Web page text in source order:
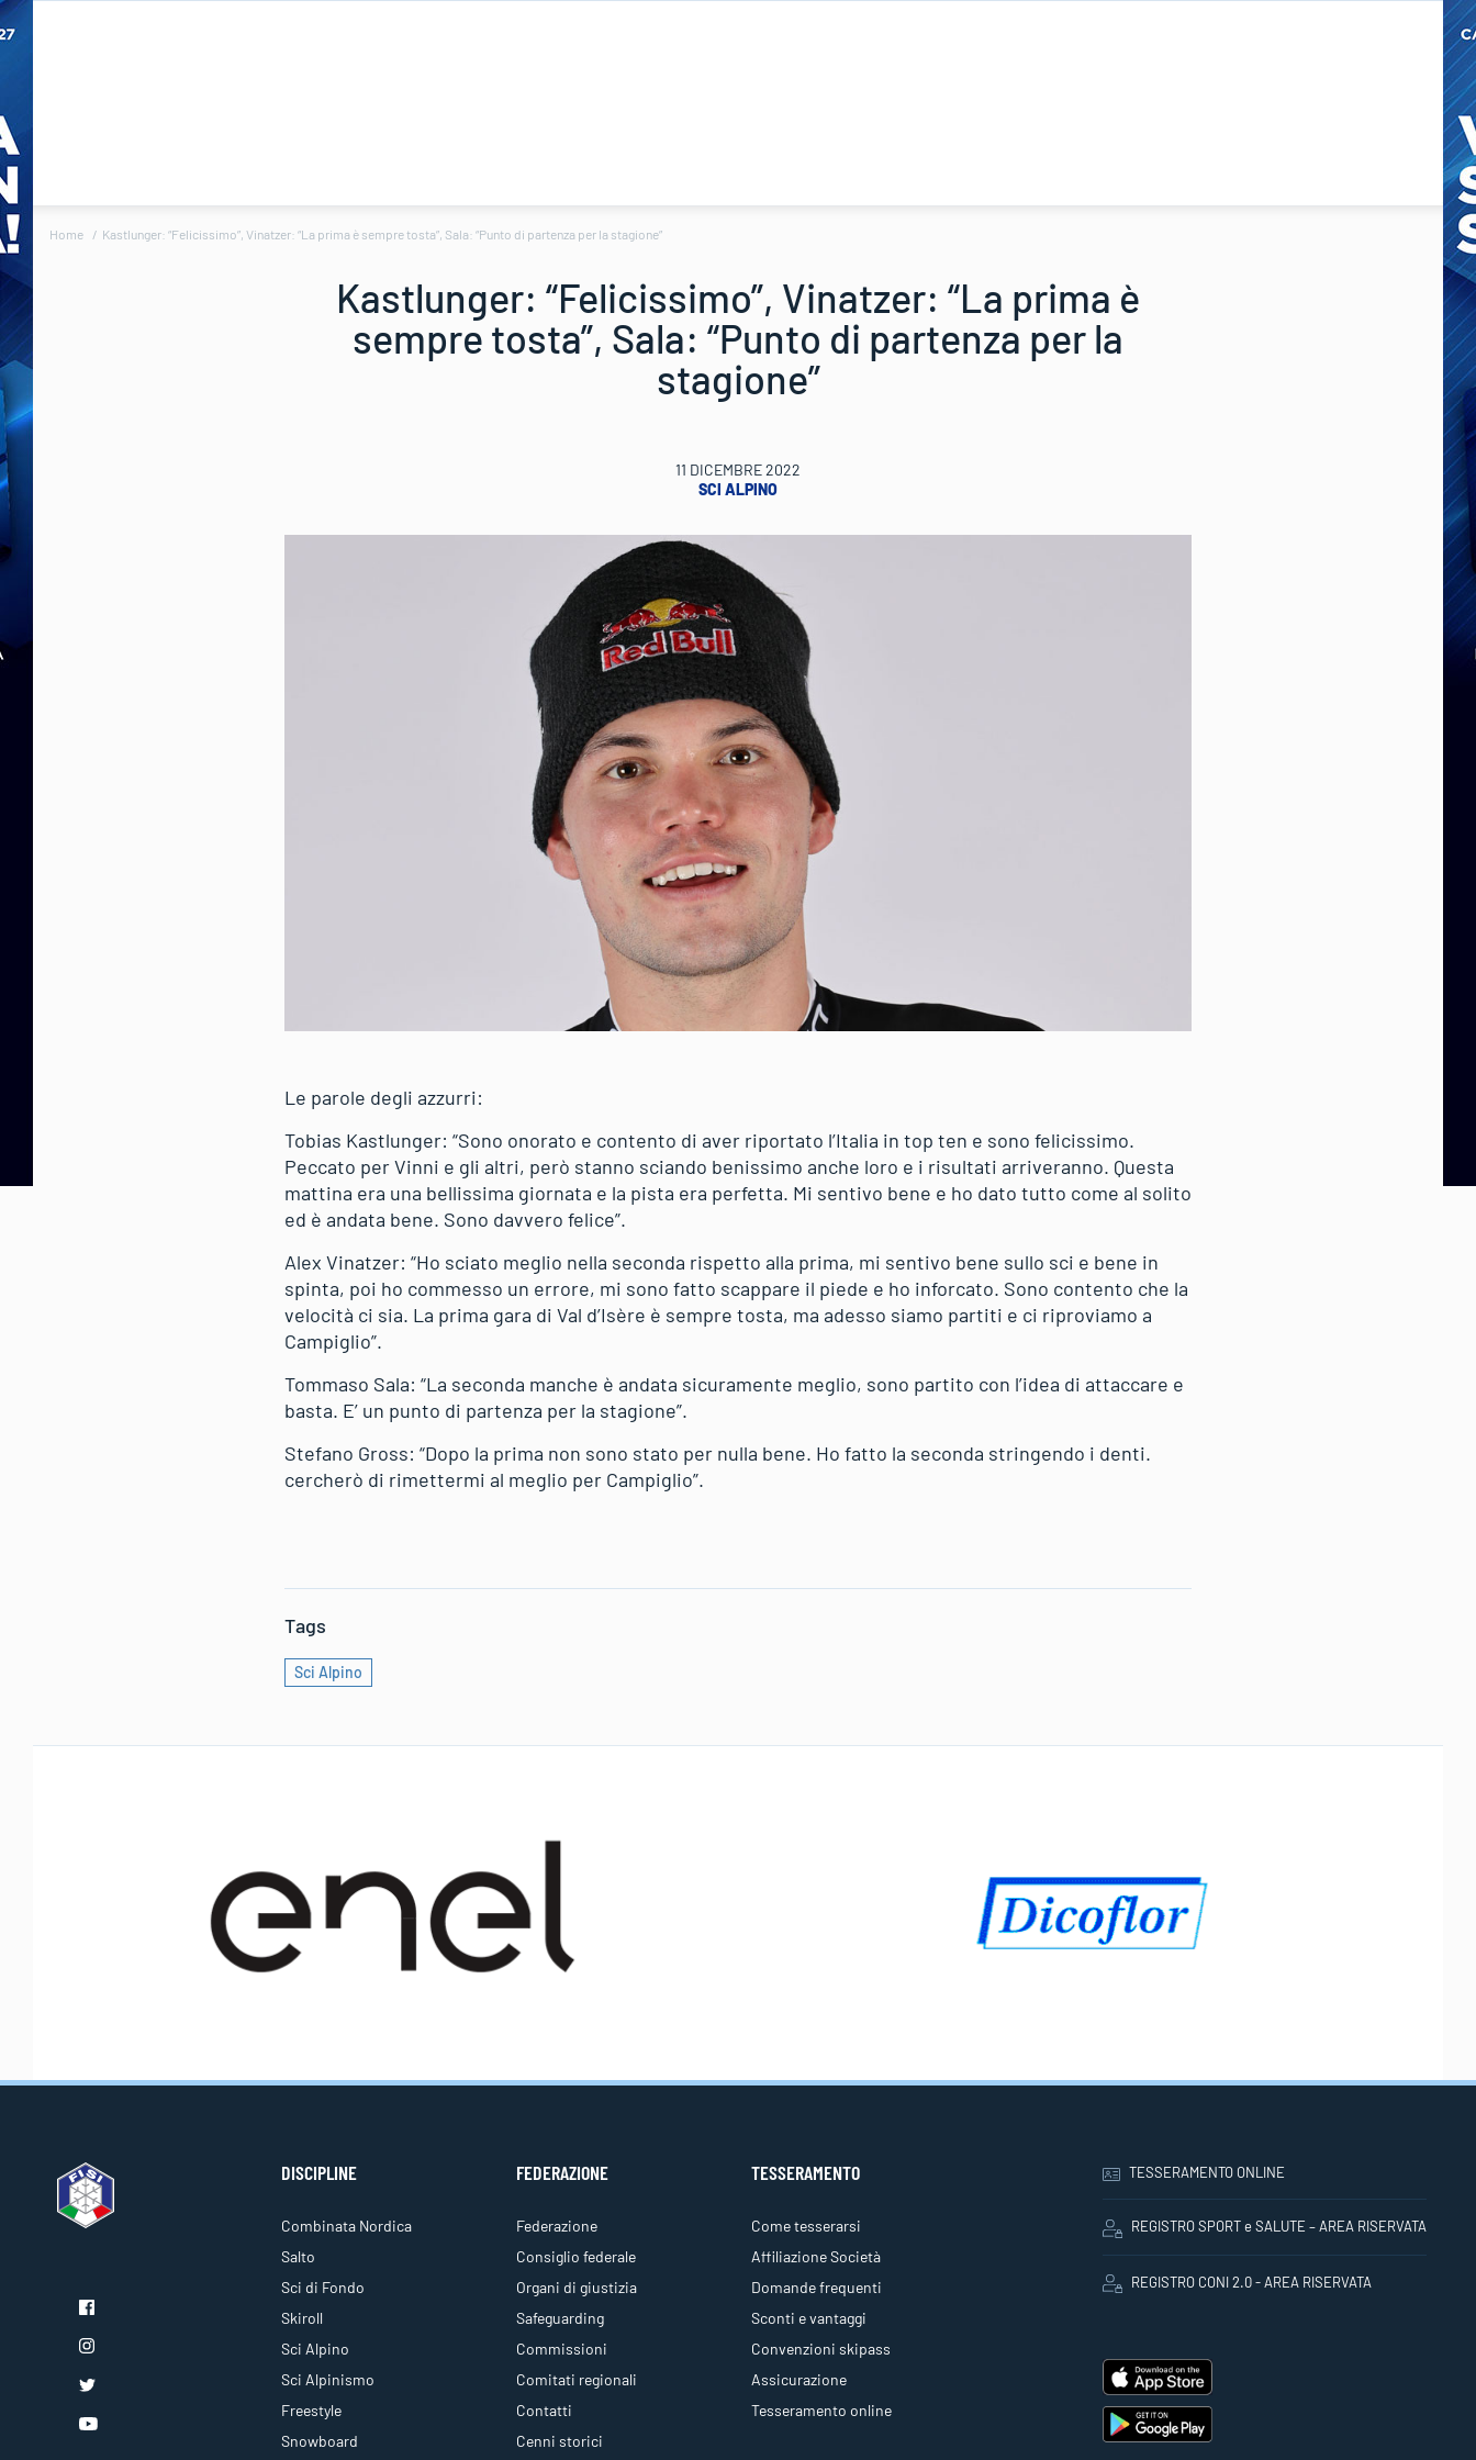
Home Kastlunger: “Felicissimo”, Vinatzer: “La prima è sempre tosta”, Sala: “Punto di partenza per la stagione”
Kastlunger: “Felicissimo”, Vinatzer: “La prima è
sempre tosta”, Sala: “Punto di partenza per la
stagione”
11 DICEMBRE 2022
SCI ALPINO
Le parole degli azzurri:
Tobias Kastlunger: “Sono onorato e contento di aver riportato l’Italia in top ten e sono felicissimo.
Peccato per Vinni e gli altri, però stanno sciando benissimo anche loro e i risultati arriveranno. Questa
mattina era una bellissima giornata e la pista era perfetta. Mi sentivo bene e ho dato tutto come al solito
ed è andata bene. Sono davvero felice”.
Alex Vinatzer: “Ho sciato meglio nella seconda rispetto alla prima, mi sentivo bene sullo sci e bene in
spinta, poi ho commesso un errore, mi sono fatto scappare il piede e ho inforcato. Sono contento che la
velocità ci sia. La prima gara di Val d’Isère è sempre tosta, ma adesso siamo partiti e ci riproviamo a
Campiglio”.
Tommaso Sala: “La seconda manche è andata sicuramente meglio, sono partito con l’idea di attaccare e
basta. E’ un punto di partenza per la stagione”.
Stefano Gross: “Dopo la prima non sono stato per nulla bene. Ho fatto la seconda stringendo i denti.
cercherò di rimettermi al meglio per Campiglio”.
Tags
Sci Alpino
DISCIPLINE
Combinata Nordica
Salto
Sci di Fondo
Skiroll
Sci Alpino
Sci Alpinismo
Freestyle
Snowboard
FEDERAZIONE
Federazione
Consiglio federale
Organi di giustizia
Safeguarding
Commissioni
Comitati regionali
Contatti
Cenni storici
TESSERAMENTO
Come tesserarsi
Affiliazione Società
Domande frequenti
Sconti e vantaggi
Convenzioni skipass
Assicurazione
Tesseramento online
TESSERAMENTO ONLINE
REGISTRO SPORT e SALUTE – AREA RISERVATA
REGISTRO CONI 2.0 - AREA RISERVATA